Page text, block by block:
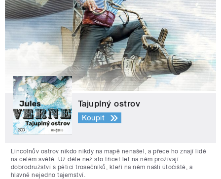
Tajuplný ostrov
Koupit
Lincolnův ostrov nikdo nikdy na mapě nenašel, a přece ho znají lidé
na celém světě. Už déle než sto třicet let na něm prožívají
dobrodružství s pěticí trosečníků, kteří na něm našli útočiště, a
hlavně nejedno tajemství.